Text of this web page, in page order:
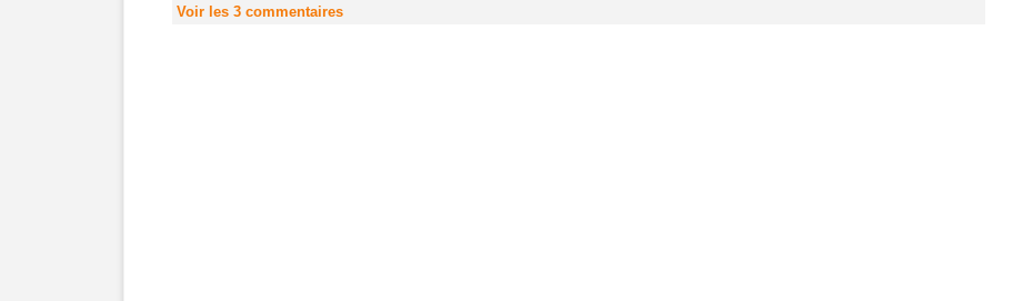
Voir les 3 commentaires